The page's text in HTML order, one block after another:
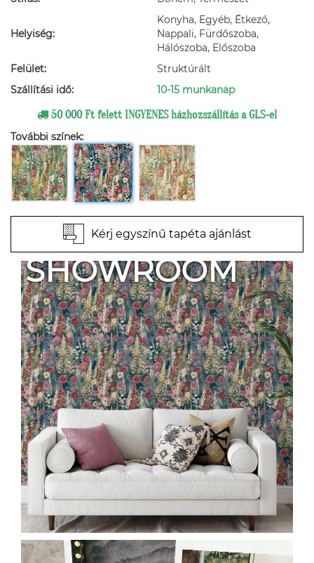
Helyiség:
Konyha, Egyéb, Étkező,
Nappali, Fürdőszoba,
Hálószoba, Előszoba
Felület:
Struktúrált
Szállítási idő:
10-15 munkanap
50 000 Ft felett INGYENES házhozszállítás a GLS-el
További színek:
Kérj egyszínű tapéta ajánlást
SHOWROOM